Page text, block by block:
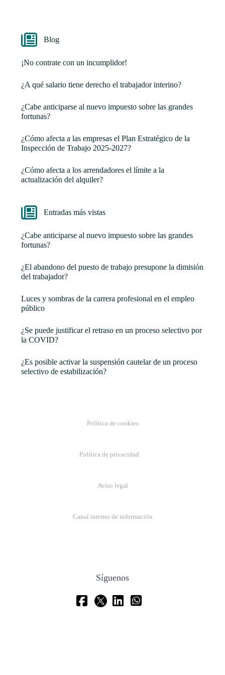
Blog
¡No contrate con un incumplidor!
¿A qué salario tiene derecho el trabajador interino?
¿Cabe anticiparse al nuevo impuesto sobre las grandes
fortunas?
¿Cómo afecta a las empresas el Plan Estratégico de la
Inspección de Trabajo 2025-2027?
¿Cómo afecta a los arrendadores el límite a la
actualización del alquiler?
Entradas más vistas
¿Cabe anticiparse al nuevo impuesto sobre las grandes
fortunas?
¿El abandono del puesto de trabajo presupone la dimisión
del trabajador?
Luces y sombras de la carrera profesional en el empleo
público
¿Se puede justificar el retraso en un proceso selectivo por
la COVID?
¿Es posible activar la suspensión cautelar de un proceso
selectivo de estabilización?
Política de cookies
Política de privacidad
Aviso legal
Canal interno de información
Síguenos